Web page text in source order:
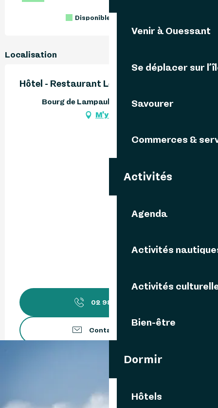
Venir à Ouessant
Se déplacer sur
Savourer
Commerces &
Activités
Agenda
Activités
Activités
Bien-être
Dormir
Hôtels
Disponible
Localisation
Hôtel - Restaurant Le Fromveur
Bourg de Lampaul, 29242 Ouessant
M'y rendre
02 98 48 81
Contactez-nous
www.hotel-fromveur.fr